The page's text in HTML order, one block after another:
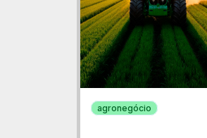
agronegócio